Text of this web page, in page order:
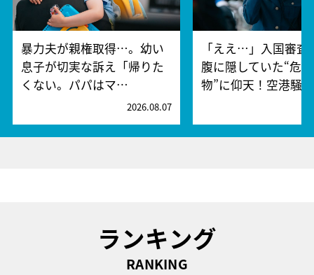
暴力夫が親権取得…。幼い
息子が切実な訴え「帰りた
くない。パパはマ…
2026.08.07
「ええ…」入国審査
腹に隠していた“危
物”に仰天！空港騒
ランキング
RANKING